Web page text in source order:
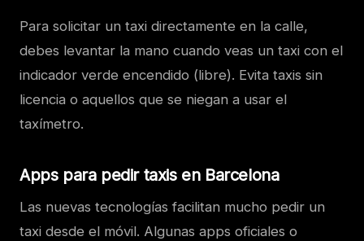
Para solicitar un taxi directamente en la calle,
debes levantar la mano cuando veas un taxi con el
indicador verde encendido (libre). Evita taxis sin
licencia o aquellos que se niegan a usar el
taxímetro.
Apps para pedir taxis en Barcelona
Las nuevas tecnologías facilitan mucho pedir un
taxi desde el móvil. Algunas apps oficiales o